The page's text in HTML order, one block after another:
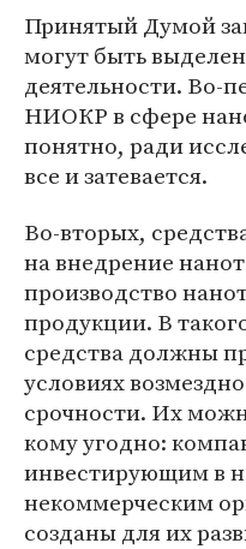
Принятый Думой
могут быть
деятельности. Во-
НИОКР в сфере
понятно, ради
все и затевается.
Во-вторых,
на внедрение
производство
продукции. В
средства должны
условиях
срочности. Их
кому угодно:
инвестирующим в
некоммерческим
созданы для их